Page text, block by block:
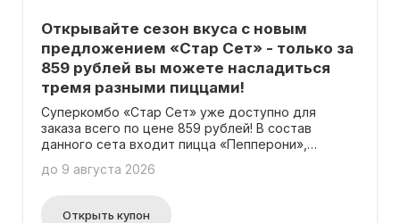
Открывайте сезон вкуса с новым
предложением «Стар Сет» - только за
859 рублей вы можете насладиться
тремя разными пиццами!
Суперкомбо «Стар Сет» уже доступно для
заказа всего по цене 859 рублей! В состав
данного сета входит пицца «Пепперони»,
Никаких промокодов для получения этого
до 9 августа 2026
Открыть купон